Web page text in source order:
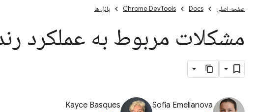
صفحه اصلی Docs
Chrome DevTools پانل ها
مشکلات مربوط به عملکرد
Sofia Emelianova
Kayce Basques